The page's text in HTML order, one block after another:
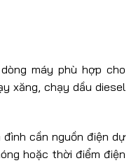
máy phù hợp cho
xăng, chạy dầu diesel
cần nguồn điện dự
hoặc thời điểm điện